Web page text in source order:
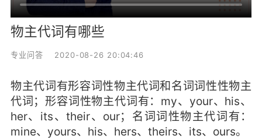
物主代词有哪些
专业问答 2020-08-26 20:04:46
物主代词有形容词性物主代词和名词词性性物主
代词；形容词性物主代词有：my、your、his、
her、its、their、our；名词词性物主代词有：
mine、yours、his、hers、theirs、its、ours。